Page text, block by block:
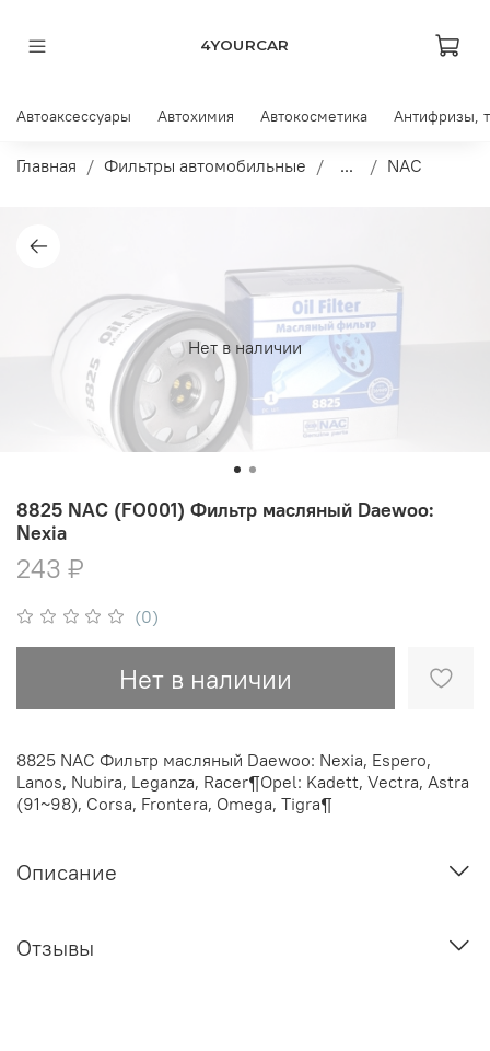
4YOURCAR
Автоаксессуары Автохимия Автокосметика Антифризы,
Главная Фильтры автомобильные ... NAC
Нет в наличии
(0)
8825 NAC (FO001) Фильтр масляный Daewoo:
Nexia
243 ₽
Нет в наличии
8825 NAC Фильтр масляный Daewoo: Nexia, Espero,
Lanos, Nubira, Leganza, Racer¶Opel: Kadett, Vectra, Astra
(91~98), Corsa, Frontera, Omega, Tigra¶
Описание
Отзывы